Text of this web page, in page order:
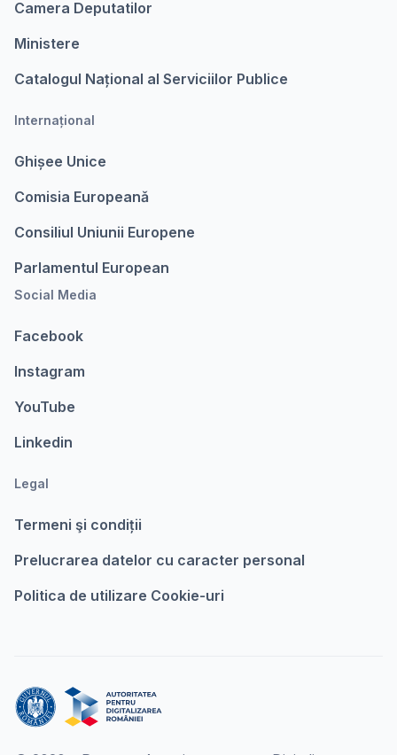
Camera Deputatilor
Ministere
Catalogul Național al Serviciilor Publice
Internațional
Ghișee Unice
Comisia Europeanǎ
Consiliul Uniunii Europene
Parlamentul European
Social Media
Facebook
Instagram
YouTube
Linkedin
Legal
Termeni şi condiții
Prelucrarea datelor cu caracter personal
Politica de utilizare Cookie-uri